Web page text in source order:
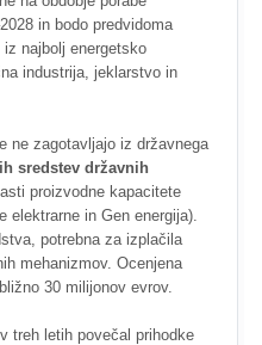
in bodo predvidoma
najbolj energetsko
industrija, jeklarstvo in
ne zagotavljajo iz državnega
sredstev državnih
proizvodne kapacitete
elektrarne in Gen energija).
potrebna za izplačila
mehanizmov. Ocenjena
30 milijonov evrov.
treh letih povečal prihodke